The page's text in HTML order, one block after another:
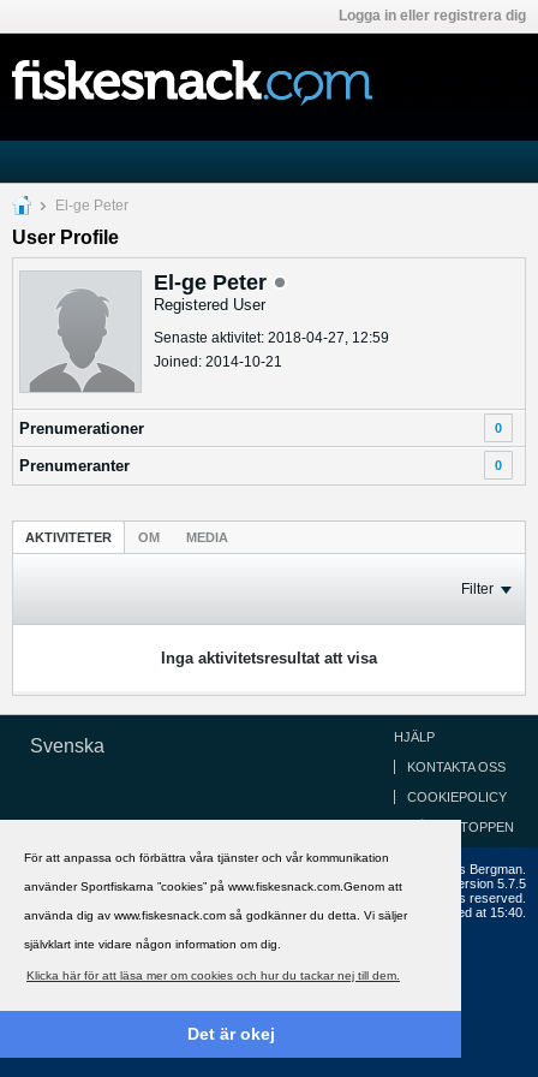
För att anpassa och förbättra våra tjänster och vår kommunikation
använder Sportfiskarna ”cookies” på www.fiskesnack.com.Genom att
använda dig av www.fiskesnack.com så godkänner du detta. Vi säljer
självklart inte vidare någon information om dig.
Klicka här för att läsa mer om cookies och hur du tackar nej till dem.
Det är okej
Logga in eller registrera dig
El-ge Peter
User Profile
El-ge Peter
Registered User
Senaste aktivitet: 2018-04-27, 12:59
Joined: 2014-10-21
Prenumerationer 0
Prenumeranter 0
AKTIVITETER OM MEDIA
Filter
Inga aktivitetsresultat att visa
Svenska HJÄLP
KONTAKTA OSS
COOKIEPOLICY
GÅ TILL TOPPEN
Copyright ©2002 - 2021, FiskeSnack.com. Grundad 2002 av Anders Bergman.
Powered byvBulletin®
Version 5.7.5
Copyright © 2026 MH Sub I, LLC dba vBulletin. All rights reserved.
All times are GMT+1. This page was generated at 15:40.